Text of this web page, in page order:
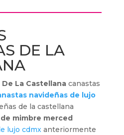
DE LA
La Castellanacanastas
navideñas de lujo
de la castellana
mimbre merced
lujo cdmxanteriormente